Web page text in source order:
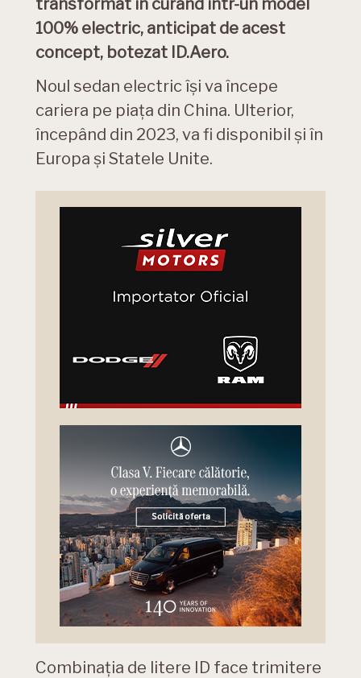
transformat în curând într-un model
100% electric, anticipat de acest
concept, botezat ID.Aero.
Noul sedan electric își va începe
cariera pe piața din China. Ulterior,
începând din 2023, va fi disponibil și în
Europa și Statele Unite.
Combinația de litere ID face trimitere